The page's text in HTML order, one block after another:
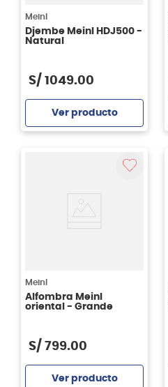
Meinl
Djembe Meinl HDJ500 -
Natural
S/ 1049.00
Ver producto
Meinl
Alfombra Meinl
oriental - Grande
S/ 799.00
Ver producto